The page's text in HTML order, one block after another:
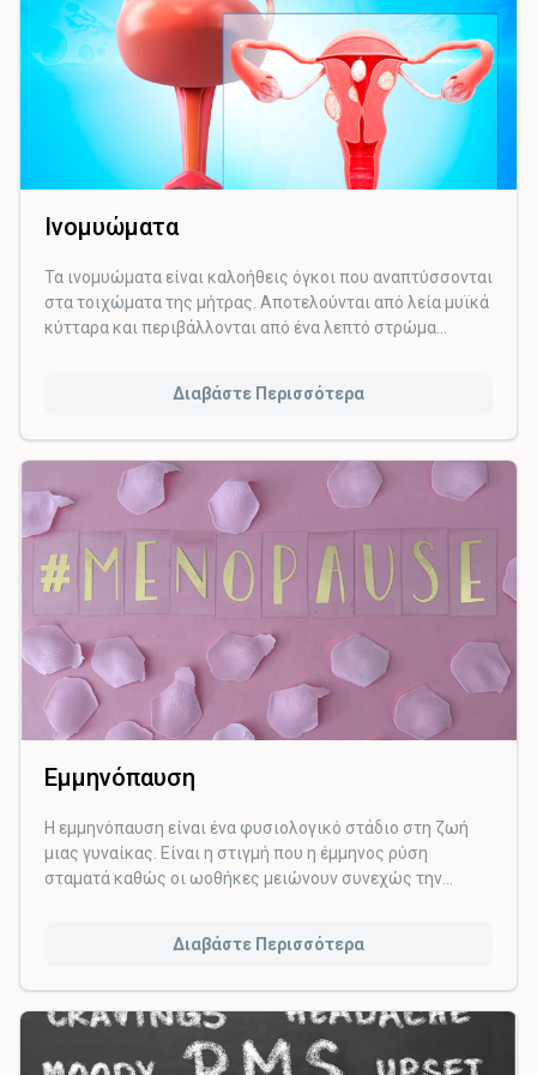
Ινομυώματα
Τα ινομυώματα είναι καλοήθεις όγκοι που αναπτύσσονται
στα τοιχώματα της μήτρας. Αποτελούνται από λεία μυϊκά
κύτταρα και περιβάλλονται από ένα λεπτό στρώμα
μικρότερη από ένα εκατοστό έως πολύ μεγάλα και να
Διαβάστε Περισσότερα
Εμμηνόπαυση
Η εμμηνόπαυση είναι ένα φυσιολογικό στάδιο στη ζωή
μιας γυναίκας. Είναι η στιγμή που η έμμηνος ρύση
σταματά καθώς οι ωοθήκες μειώνουν συνεχώς την
Διαβάστε Περισσότερα